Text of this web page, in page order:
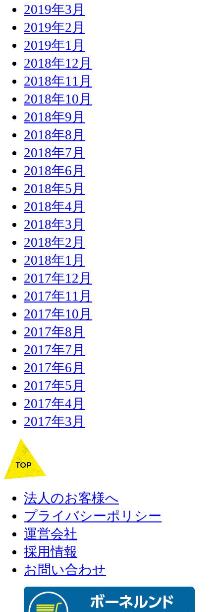
2019年3月
2019年2月
2019年1月
2018年12月
2018年11月
2018年10月
2018年9月
2018年8月
2018年7月
2018年6月
2018年5月
2018年4月
2018年3月
2018年2月
2018年1月
2017年12月
2017年11月
2017年10月
2017年8月
2017年7月
2017年6月
2017年5月
2017年4月
2017年3月
法人のお客様へ
プライバシーポリシー
運営会社
採用情報
お問い合わせ